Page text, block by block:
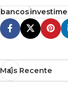
bancos
Mais Recente